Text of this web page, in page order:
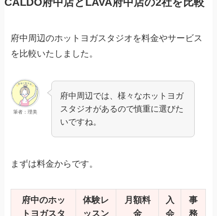
府中周辺のホットヨガスタジオを料金やサービス
を比較いたしました。
筆者：理美
府中周辺では、様々なホットヨガ
スタジオがあるので慎重に選びた
いですね。
まずは料金からです。
府中のホッ
トヨガスタ
体験レ
ッスン
月額料
金
入
会
事
務